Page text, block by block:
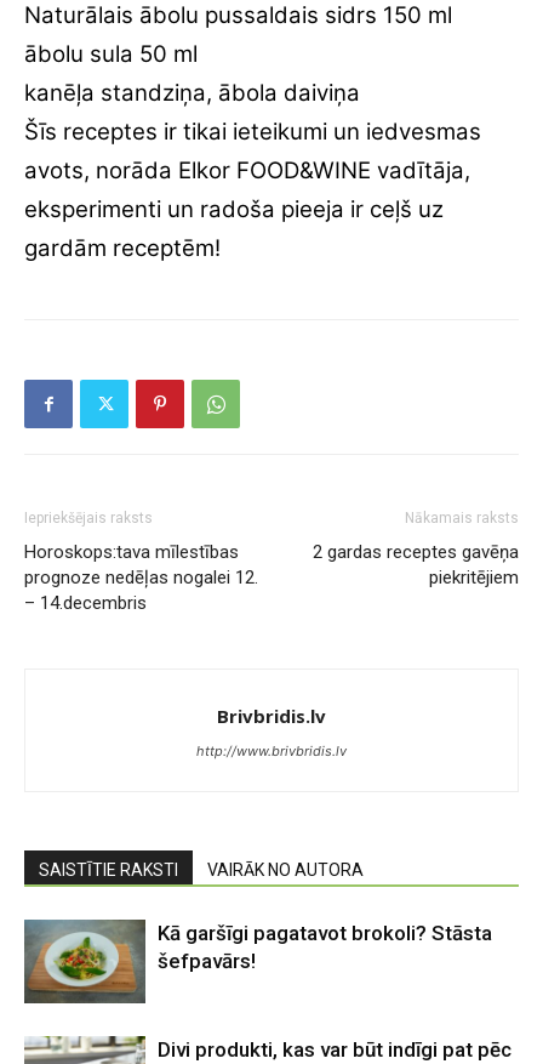
Naturālais ābolu pussaldais sidrs 150 ml
ābolu sula 50 ml
kanēļa standziņa, ābola daiviņa
Šīs receptes ir tikai ieteikumi un iedvesmas
avots, norāda Elkor FOOD&WINE vadītāja,
eksperimenti un radoša pieeja ir ceļš uz
gardām receptēm!
Iepriekšējais raksts
Horoskops:tava mīlestības
prognoze nedēļas nogalei 12.
– 14.decembris
Nākamais raksts
2 gardas receptes gavēņa
piekritējiem
Brivbridis.lv
http://www.brivbridis.lv
SAISTĪTIE RAKSTI VAIRĀK NO AUTORA
Kā garšīgi pagatavot brokoli? Stāsta
šefpavārs!
Divi produkti, kas var būt indīgi pat pēc